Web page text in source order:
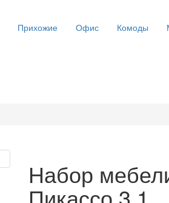
Прихожие Офис Комоды
Набор